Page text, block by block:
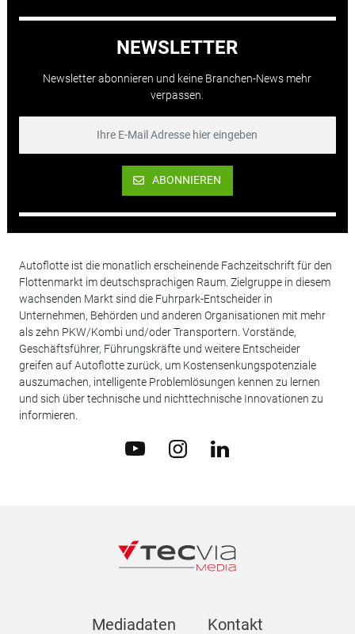
NEWSLETTER
Newsletter abonnieren und keine Branchen-News mehr
verpassen.
ABONNIEREN
Autoflotte ist die monatlich erscheinende Fachzeitschrift für den
Flottenmarkt im deutschsprachigen Raum. Zielgruppe in diesem
wachsenden Markt sind die Fuhrpark-Entscheider in
Unternehmen, Behörden und anderen Organisationen mit mehr
als zehn PKW/Kombi und/oder Transportern. Vorstände,
Geschäftsführer, Führungskräfte und weitere Entscheider
greifen auf Autoflotte zurück, um Kostensenkungspotenziale
auszumachen, intelligente Problemlösungen kennen zu lernen
und sich über technische und nichttechnische Innovationen zu
informieren.
Mediadaten Kontakt